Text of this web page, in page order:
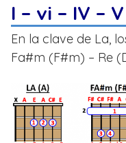
I – vi – IV –
En la clave de La,
Fa#m (F#m) – Re